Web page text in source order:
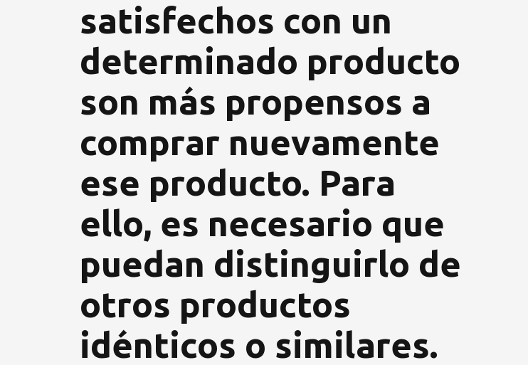
satisfechos con un
determinado producto
son más propensos a
comprar nuevamente
ese producto. Para
ello, es necesario que
puedan distinguirlo de
otros productos
idénticos o similares.